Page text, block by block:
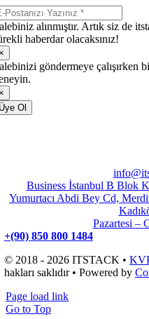
alınmıştır. Artık siz de
haberdar olacaksınız!
göndermeye çalışırken
Ol
Business İstanbul B Blok
Yumurtacı Abdi Bey Cd,
Pazartesi –
+(90) 850 800 1484
© 2018 - 2026 ITSTACK •
hakları saklıdır • Powered by
Page load link
Go to Top